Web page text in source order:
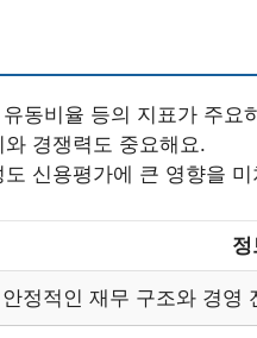
동비율 등의 지표가 주요
경쟁력도 중요해요.
신용평가에 큰 영향을 미
정
안정적인 재무 구조와 경영